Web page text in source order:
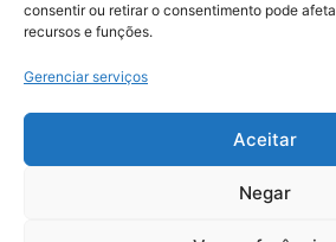
consentir ou retirar o consentimento pode
recursos e funções.
Gerenciar serviços
Aceitar
Negar
Navegação
Grupo União de Jornais | Todos os